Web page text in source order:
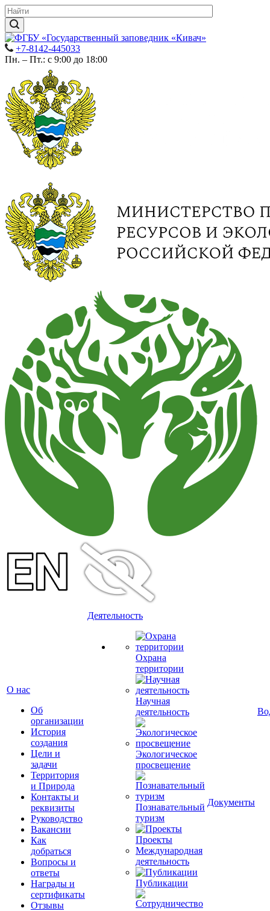
+7-8142-445033
Пн. – Пт.: с 9:00 до 18:00
О нас
Об
организации
История
создания
Цели и
задачи
Территория
и Природа
Контакты и
реквизиты
Руководство
Вакансии
Как
добраться
Вопросы и
ответы
Награды и
сертификаты
Отзывы
Деятельность
Охрана
территории
Научная
деятельность
Экологическое
просвещение
Познавательный
туризм
Проекты
Международная
деятельность
Публикации
Документы